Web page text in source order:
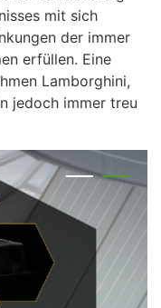
mit sich
der immer
erfüllen. Eine
Lamborghini,
jedoch immer treu